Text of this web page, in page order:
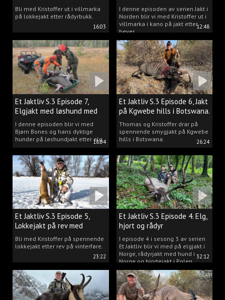
16:03
villmarka.
Bli med Kristoffer ut i villmarka
på lokkejakt etter rådyrbukk.
12:48
I denne episoden av serien Jakt i
Norden blir vi med Kristoffer ut i
villmarka i kano på jakt etter
bever.
18:04
Et Jaktliv S.3 Episode 7,
Elgjakt med løshund med
Bjørn Bones.
I denne episoden blir vi med
Bjørn Bones og hans dyktige
hunder på løshundjakt etter elg.
26:24
Et Jaktliv S.3 Episode 6, Jakt
på Kgwebe hills i Botswana.
Thomas og Kristoffer drar på
spennende smygjakt på Kgwebe
hills i Botswana.
23:22
Et Jaktliv S.3 Episode 5,
Lokkejakt på rev med
Kristoffer Clausen
Bli med Kristoffer på spennende
lokkejakt etter rev på vinterføre.
32:12
Et Jaktliv S.3 Episode 4. Elg,
hjort og rådyr
I episode 4 i sesong 3 av serien
Et Jaktliv blir vi med på elgjakt i
Norge, rådyrjakt med hund i
Norge og hjortejakt i Polen.